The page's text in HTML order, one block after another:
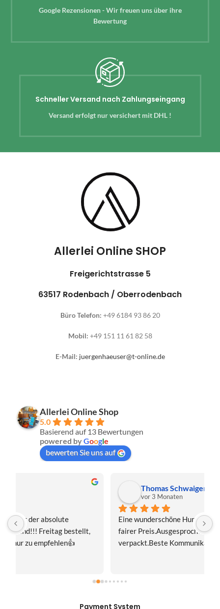
Google Rezensionen - Wir freuen uns über ihre
Bewertung
Schneller Versand nach Zahlungseingang
Versand erfolgt nur versichert mit DHL !
Allerlei Online SHOP
Freigerichtstrasse 5
63517 Rodenbach / Oberrodenbach
Büro Telefon: +49 6184 93 86 20
Mobil: +49 151 11 61 82 58
E-Mail: juergenhaeuser@t-online.de
Allerlei Online Shop
5.0
Basierend auf 13 Bewertungen
powered byGoogle
bewerten Sie uns auf
Thomas Schwaiger
Eine wunderschöne Hummel-Madonnenfigur.Sehr
fairer Preis.Ausgesprochen sorgfältig
verpackt.Beste Kommunikation.Gerne mal wieder!
Payment System